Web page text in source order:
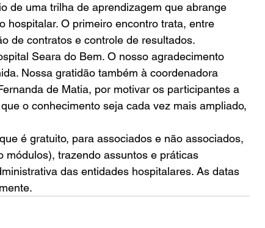
de uma trilha de aprendizagem que abrange
hospitalar. O primeiro encontro trata, entre
de contratos e controle de resultados.
Seara do Bem. O nosso agradecimento
Nossa gratidão também à coordenadora
de Matia, por motivar os participantes a
o conhecimento seja cada vez mais ampliado,
é gratuito, para associados e não associados,
trazendo assuntos e práticas
das entidades hospitalares. As datas